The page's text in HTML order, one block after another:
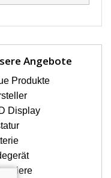
und
mit dem
z. B.
Risse.
Display
oder
ASUS X52F-
Angebote
Produkte
Display